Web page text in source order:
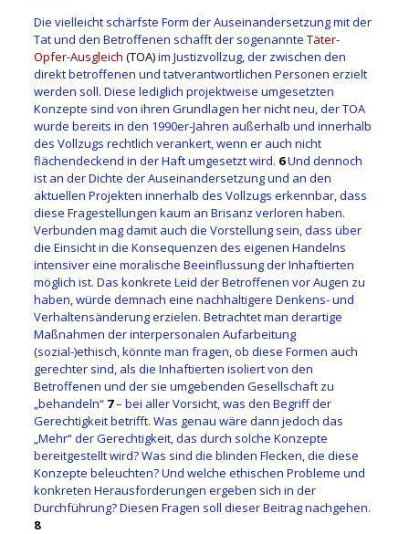
Die vielleicht schärfste Form der Auseinandersetzung mit der
Tat und den Betroffenen schafft der sogenannte Täter-
Opfer-Ausgleich (TOA)im Justizvollzug, der zwischen den
direkt betroffenen und tatverantwortlichen Personen erzielt
werden soll. Diese lediglich projektweise umgesetzten
Konzepte sind von ihren Grundlagen her nicht neu, der TOA
wurde bereits in den 1990er-Jahren außerhalb und innerhalb
des Vollzugs rechtlich verankert, wenn er auch nicht
flächendeckend in der Haft umgesetzt wird. 6Und dennoch
ist an der Dichte der Auseinandersetzung und an den
aktuellen Projekten innerhalb des Vollzugs erkennbar, dass
diese Fragestellungen kaum an Brisanz verloren haben.
Verbunden mag damit auch die Vorstellung sein, dass über
die Einsicht in die Konsequenzen des eigenen Handelns
intensiver eine moralische Beeinflussung der Inhaftierten
möglich ist. Das konkrete Leid der Betroffenen vor Augen zu
haben, würde demnach eine nachhaltigere Denkens- und
Verhaltensänderung erzielen. Betrachtet man derartige
Maßnahmen der interpersonalen Aufarbeitung
(sozial-)ethisch, könnte man fragen, ob diese Formen auch
gerechter sind, als die Inhaftierten isoliert von den
Betroffenen und der sie umgebenden Gesellschaft zu
„behandeln“ 7– bei aller Vorsicht, was den Begriff der
Gerechtigkeit betrifft. Was genau wäre dann jedoch das
„Mehr“ der Gerechtigkeit, das durch solche Konzepte
bereitgestellt wird? Was sind die blinden Flecken, die diese
Konzepte beleuchten? Und welche ethischen Probleme und
konkreten Herausforderungen ergeben sich in der
Durchführung? Diesen Fragen soll dieser Beitrag nachgehen.
8